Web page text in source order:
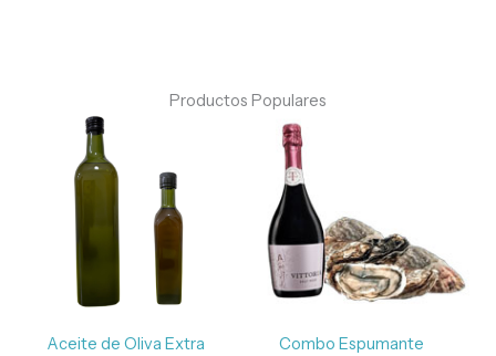
Productos Populares
Aceite de Oliva Extra
desde
S/ 60.00
hasta
Combo Espumante